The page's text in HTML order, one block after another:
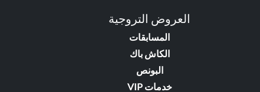
العروض التروجية
المسابقات
الكاش باك
البونص
خدمات VIP